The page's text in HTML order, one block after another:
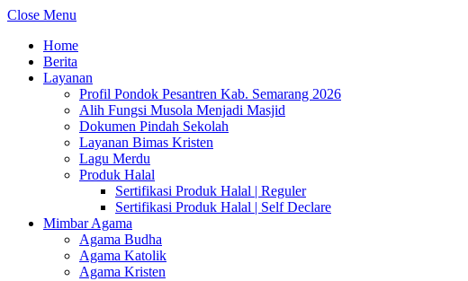
Close Menu
Home
Berita
Layanan
Profil Pondok Pesantren Kab. Semarang 2026
Alih Fungsi Musola Menjadi Masjid
Dokumen Pindah Sekolah
Layanan Bimas Kristen
Lagu Merdu
Produk Halal
Sertifikasi Produk Halal | Reguler
Sertifikasi Produk Halal | Self Declare
Mimbar Agama
Agama Budha
Agama Katolik
Agama Kristen